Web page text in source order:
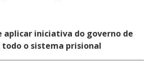
aplicar iniciativa do governo de
todo o sistema prisional